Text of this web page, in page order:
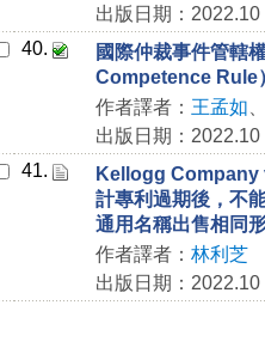
出版日期：2022.10
40.
國際仲裁事件管轄
Competence Rule
作者譯者： 王孟如
出版日期：2022.10
41.
Kellogg Company
計專利過期後，不
通用名稱出售相同
作者譯者： 林利芝
出版日期：2022.10